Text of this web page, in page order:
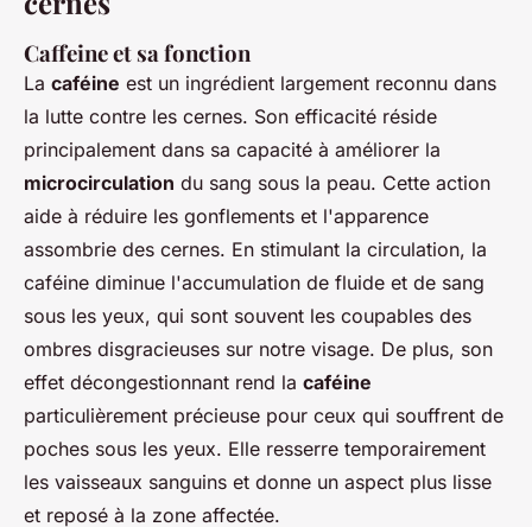
Caffeine et sa fonction
La caféine est un ingrédient largement reconnu dans
la lutte contre les cernes. Son efficacité réside
principalement dans sa capacité à améliorer la
microcirculation du sang sous la peau. Cette action
aide à réduire les gonflements et l'apparence
assombrie des cernes. En stimulant la circulation, la
caféine diminue l'accumulation de fluide et de sang
sous les yeux, qui sont souvent les coupables des
ombres disgracieuses sur notre visage. De plus, son
effet décongestionnant rend la caféine
particulièrement précieuse pour ceux qui souffrent de
poches sous les yeux. Elle resserre temporairement
les vaisseaux sanguins et donne un aspect plus lisse
et reposé à la zone affectée.